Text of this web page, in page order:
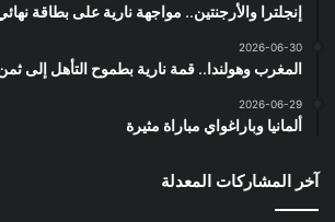
إنجلترا والأرجنتين.. مواجهة نارية على بطاقة نهائي
2026-06-30
المغرب وهولندا.. قمة نارية بطموح التأهل إلى ثمن
2026-06-29
ألمانيا وباراغواي مباراة مثيرة
آخر المشاركات المعدلة